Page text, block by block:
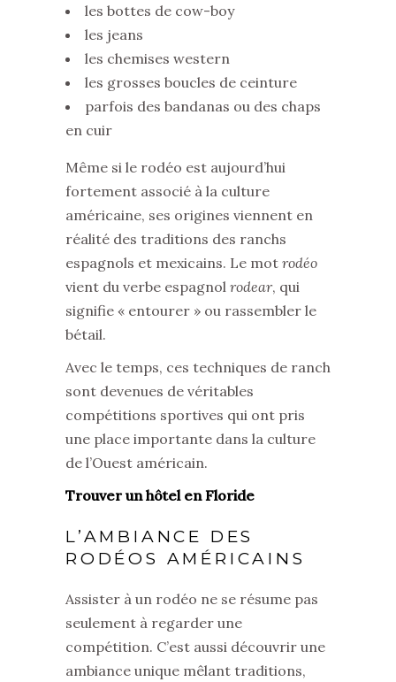
les bottes de cow-boy
les jeans
les chemises western
les grosses boucles de ceinture
parfois des bandanas ou des chaps
en cuir
Même si le rodéo est aujourd’hui
fortement associé à la culture
américaine, ses origines viennent en
réalité des traditions des ranchs
espagnols et mexicains. Le mot rodéo
vient du verbe espagnol rodear, qui
signifie « entourer » ou rassembler le
bétail.
Avec le temps, ces techniques de ranch
sont devenues de véritables
compétitions sportives qui ont pris
une place importante dans la culture
de l’Ouest américain.
Trouver un hôtel en Floride
L’AMBIANCE DES
RODÉOS AMÉRICAINS
Assister à un rodéo ne se résume pas
seulement à regarder une
compétition. C’est aussi découvrir une
ambiance unique mêlant traditions,